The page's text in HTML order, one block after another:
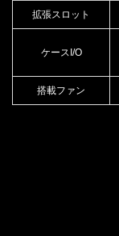
拡張スロット
ケースI/O
搭載ファン